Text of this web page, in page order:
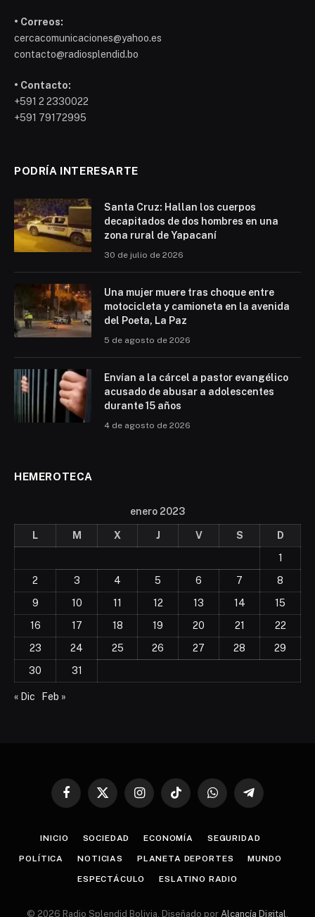
• Correos:
cercacomunicaciones@yahoo.es
contacto@radiosplendid.bo
• Contacto:
+591 2 2330022
+591 79172995
PODRÍA INTERESARTE
Santa Cruz: Hallan los cuerpos
decapitados de dos hombres en una
zona rural de Yapacaní
30 de julio de 2026
Una mujer muere tras choque entre
motocicleta y camioneta en la avenida
del Poeta, La Paz
5 de agosto de 2026
Envían a la cárcel a pastor evangélico
acusado de abusar a adolescentes
durante 15 años
4 de agosto de 2026
HEMEROTECA
enero 2023
L M X J V S
D
1
2
3 4 5 6 7
8
9
10 11 12 13 14
15
16
17 18 19 20 21
22
23
24 25 26 27 28
29
30
31
« Dic Feb »
Facebook
X
InstagramTikTok WhatsAppTelegram
INICIO SOCIEDAD ECONOMÍA SEGURIDAD
POLÍTICA NOTICIAS PLANETA DEPORTES MUNDO
ESPECTÁCULO ESLATINO RADIO
© 2026 Radio Splendid Bolivia. Diseñado por Alcancía Digital.